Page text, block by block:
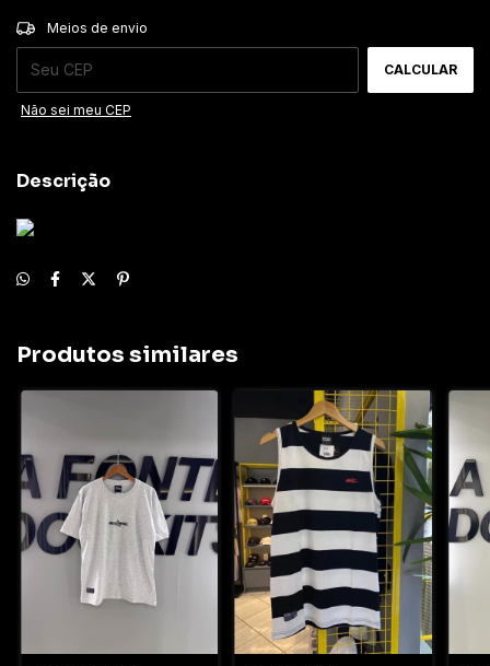
Entregas para o CEP:
Meios de envio
CALCULAR
Não sei meu CEP
Descrição
Produtos similares